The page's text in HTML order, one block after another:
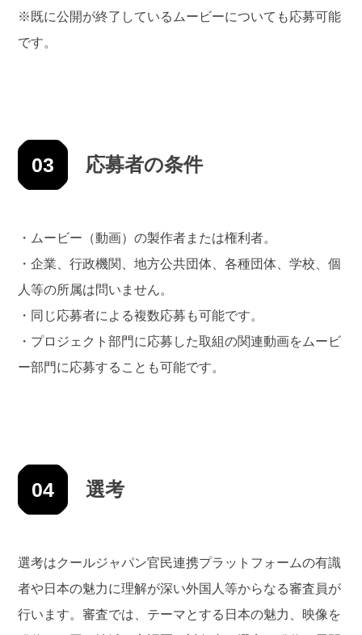
※既に公開が終了しているムービーについても応募可能
です。
03 応募者の条件
・ムービー（動画）の製作者または権利者。
・企業、⾏政機関、地方公共団体、各種団体、学校、個
⼈等の所属は問いません。
・同じ応募者による複数応募も可能です。
・プロジェクト部⾨に応募した取組の関連動画をムービ
ー部⾨に応募することも可能です。
04 選考
選考はクールジャパン官民連携プラットフォームの有識
者や日本の魅力に理解が深い外国人等からなる審査員が
行います。審査では、テーマとする日本の魅力、映像を